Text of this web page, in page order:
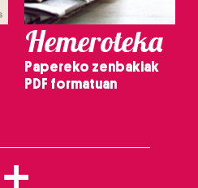
Hemeroteka
Papereko zenbakiak
PDF formatuan